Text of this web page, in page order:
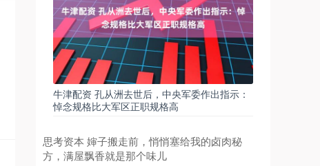
牛津配资 孔从洲去世后，中央军委作出指示：
悼念规格比大军区正职规格高
思考资本 婶子搬走前，悄悄塞给我的卤肉秘
方，满屋飘香就是那个味儿